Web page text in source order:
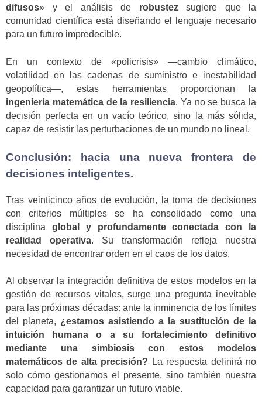
difusos» y el análisis de robustezsugiere que la
comunidad científica está diseñando el lenguaje necesario
para un futuro impredecible.
En un contexto de «policrisis» —cambio climático,
volatilidad en las cadenas de suministro e inestabilidad
geopolítica—, estas herramientas proporcionan la
ingeniería matemática de la resiliencia. Ya no se busca la
decisión perfecta en un vacío teórico, sino la más sólida,
capaz de resistir las perturbaciones de un mundo no lineal.
Conclusión: hacia una nueva frontera de
decisiones inteligentes.
Tras veinticinco años de evolución, la toma de decisiones
con criterios múltiples se ha consolidado como una
disciplina global y profundamente conectada con la
realidad operativa. Su transformación refleja nuestra
necesidad de encontrar orden en el caos de los datos.
Al observar la integración definitiva de estos modelos en la
gestión de recursos vitales, surge una pregunta inevitable
para las próximas décadas: ante la inminencia de los límites
del planeta, ¿estamos asistiendo a la sustitución de la
intuición humana o a su fortalecimiento definitivo
mediante una simbiosis con estos modelos
matemáticos de alta precisión? La respuesta definirá no
solo cómo gestionamos el presente, sino también nuestra
capacidad para garantizar un futuro viable.